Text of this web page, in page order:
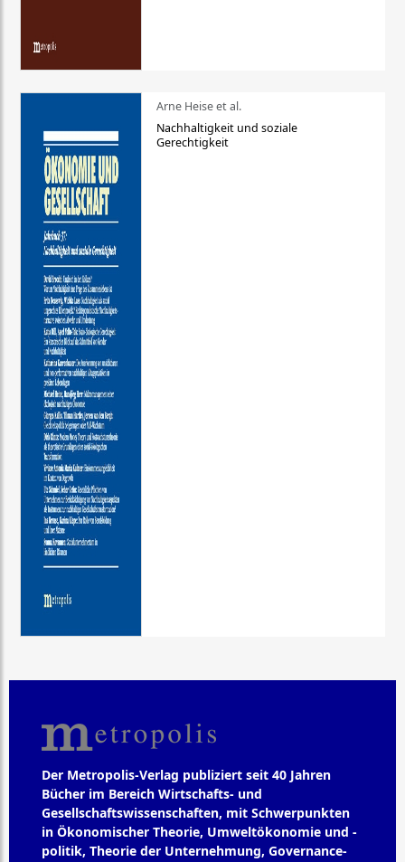
Arne Heise et al.
Nachhaltigkeit und soziale
Gerechtigkeit
Der Metropolis-Verlag publiziert seit 40 Jahren
Bücher im Bereich Wirtschafts- und
Gesellschaftswissenschaften, mit Schwerpunkten
in Ökonomischer Theorie, Umweltökonomie und -
politik, Theorie der Unternehmung, Governance-